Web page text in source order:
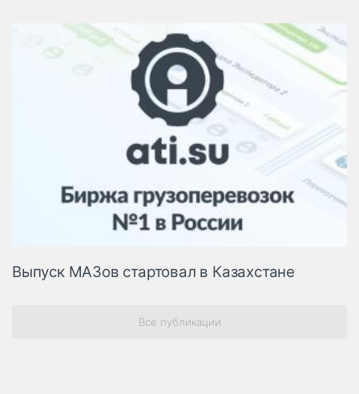
Выпуск МАЗов стартовал в Казахстане
Все публикации